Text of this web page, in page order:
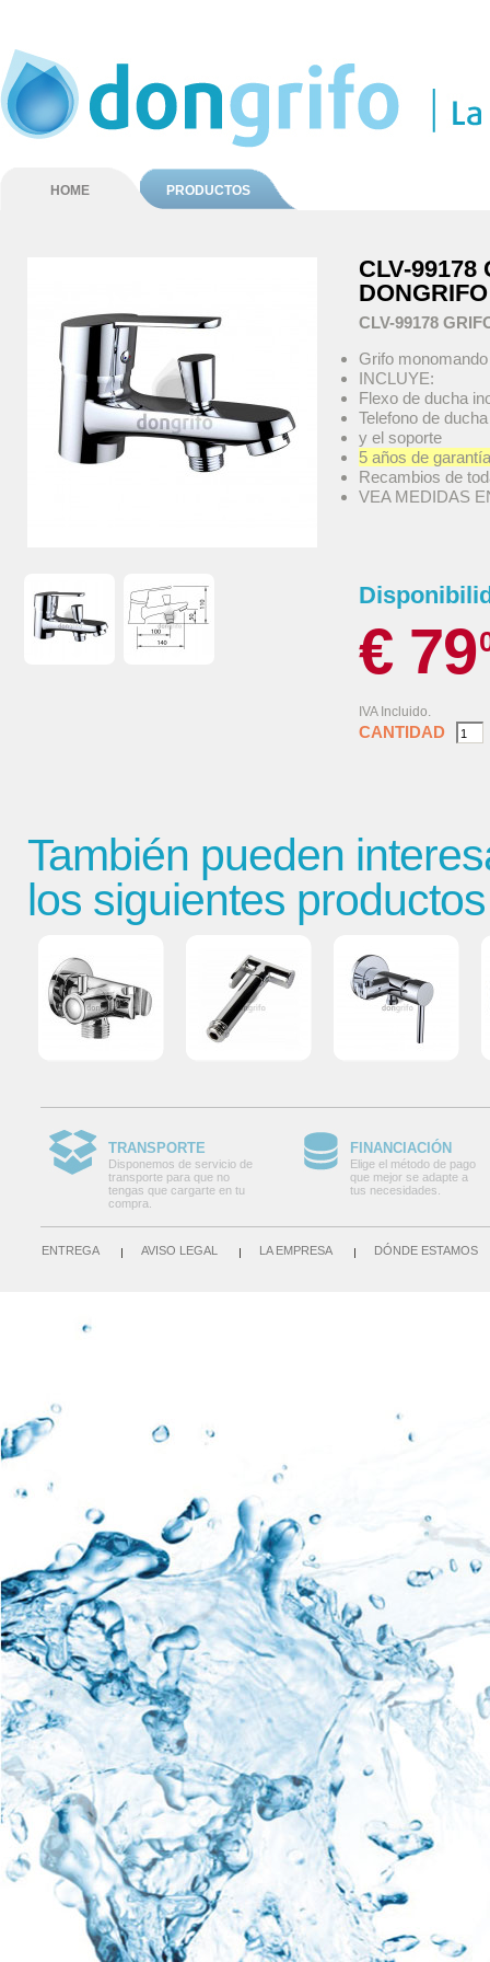
HOME PRODUCTOS
CLV-99178
CLV-99178
Grifo
INCLUYE:
Flexo de ducha
Telefono de
y el soporte
5 años de garantía
Recambios de
VEA MEDIDAS
€ 79
IVA Incluido.
CANTIDAD
También pueden
los siguientes productos
TRANSPORTE
Disponemos de servicio de
transporte para que no
tengas que cargarte en tu
compra.
FINANCIACIÓN
Elige el método de pago
que mejor se adapte a
tus necesidades.
ENTREGA AVISO LEGAL LA EMPRESA DÓNDE ESTAMOS